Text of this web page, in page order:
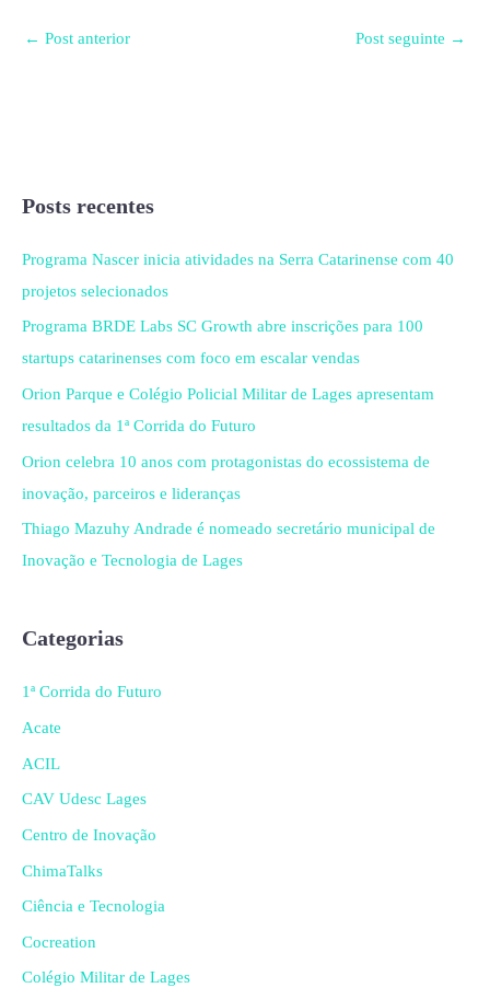
← Post anterior Post seguinte →
Posts recentes
Programa Nascer inicia atividades na Serra Catarinense com 40
projetos selecionados
Programa BRDE Labs SC Growth abre inscrições para 100
startups catarinenses com foco em escalar vendas
Orion Parque e Colégio Policial Militar de Lages apresentam
resultados da 1ª Corrida do Futuro
Orion celebra 10 anos com protagonistas do ecossistema de
inovação, parceiros e lideranças
Thiago Mazuhy Andrade é nomeado secretário municipal de
Inovação e Tecnologia de Lages
Categorias
1ª Corrida do Futuro
Acate
ACIL
CAV Udesc Lages
Centro de Inovação
ChimaTalks
Ciência e Tecnologia
Cocreation
Colégio Militar de Lages